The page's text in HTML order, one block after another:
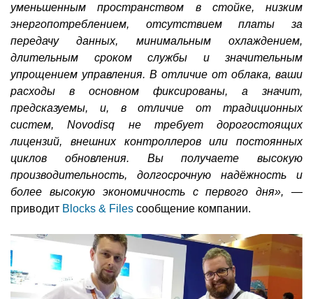
уменьшенным пространством в стойке, низким
энергопотреблением, отсутствием платы за
передачу данных, минимальным охлаждением,
длительным сроком службы и значительным
упрощением управления. В отличие от облака, ваши
расходы в основном фиксированы, а значит,
предсказуемы, и, в отличие от традиционных
систем, Novodisq не требует дорогостоящих
лицензий, внешних контроллеров или постоянных
циклов обновления. Вы получаете высокую
производительность, долгосрочную надёжность и
более высокую экономичность с первого дня», —
приводит Blocks & Files сообщение компании.